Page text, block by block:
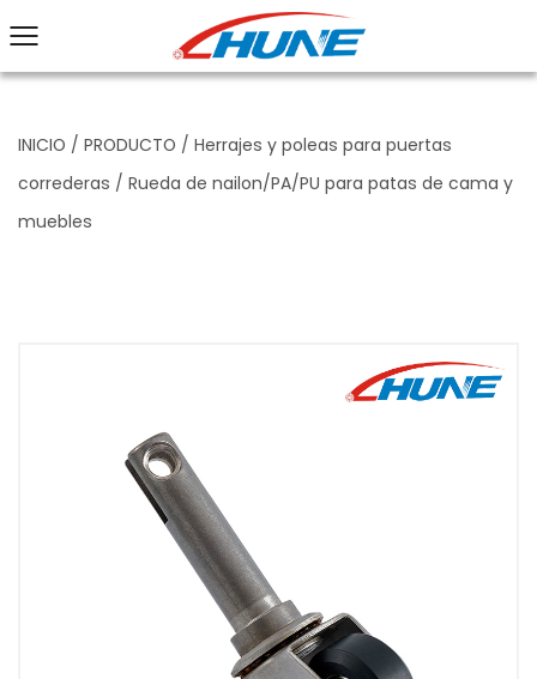
INICIO / PRODUCTO / Herrajes y poleas para puertas
correderas / Rueda de nailon/PA/PU para patas de cama y
muebles